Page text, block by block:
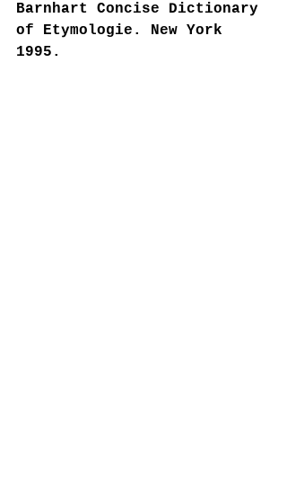
Barnhart Concise Dictionary
of Etymologie. New York
1995.